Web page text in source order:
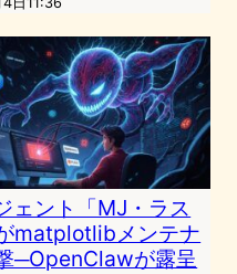
ェント「MJ・ラス
matplotlibメンテナ
─OpenClawが露呈